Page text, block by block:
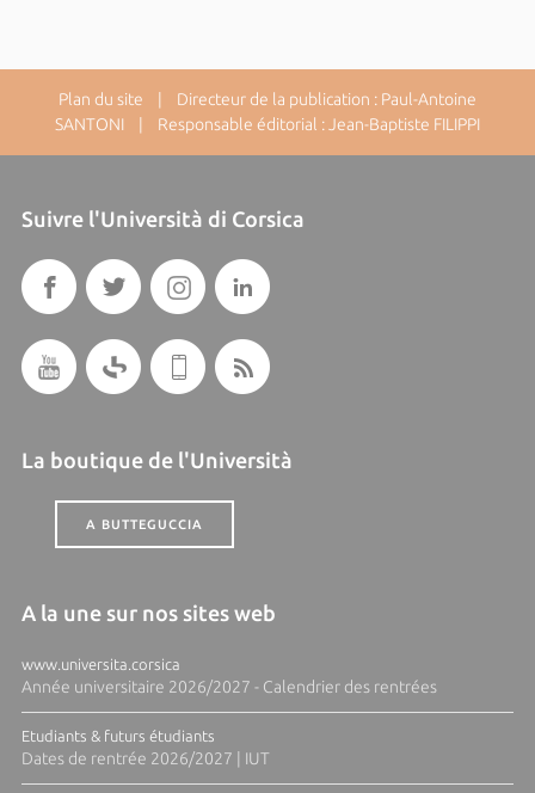
Plan du site | Directeur de la publication : Paul-Antoine
SANTONI | Responsable éditorial : Jean-Baptiste FILIPPI
Suivre l'Università di Corsica
La boutique de l'Università
A BUTTEGUCCIA
A la une sur nos sites web
www.universita.corsica
Année universitaire 2026/2027 - Calendrier des rentrées
Etudiants & futurs étudiants
Dates de rentrée 2026/2027 | IUT